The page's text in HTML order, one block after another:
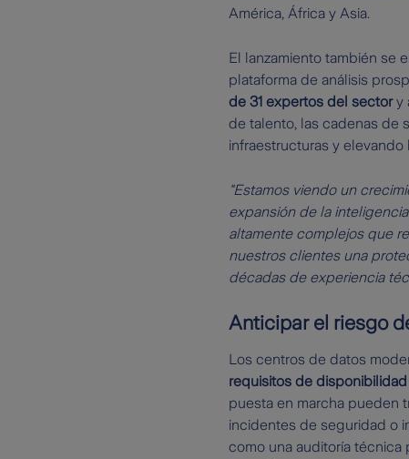
América, África y Asia.
El lanzamiento también se
plataforma de análisis
de 31 expertos del sectory
de talento, las cadenas de
infraestructuras y
"Estamos viendo un
expansión de la
altamente complejos que
nuestros clientes una
décadas de experiencia
Anticipar el riesgo
Los centros de datos
requisitos de
puesta en marcha pueden
incidentes de seguridad o
como una auditoría técnica